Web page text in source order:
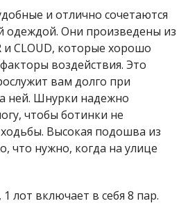
и отлично сочетаются
одеждой. Они произведены из
и CLOUD, которые хорошо
воздействия. Это
вам долго при
ней. Шнурки надежно
чтобы ботинки не
Высокая подошва из
что нужно, когда на улице
лот включает в себя 8 пар.